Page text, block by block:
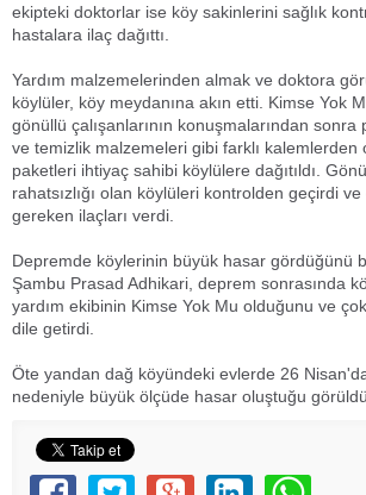
ekipteki doktorlar ise köy sakinlerini sağlık
hastalara ilaç dağıttı.
Yardım malzemelerinden almak ve doktora
köylüler, köy meydanına akın etti. Kimse Yok
gönüllü çalışanlarının konuşmalarından
ve temizlik malzemeleri gibi farklı kalemlerden
paketleri ihtiyaç sahibi köylülere dağıtıldı.
rahatsızlığı olan köylüleri kontrolden geçirdi
gereken ilaçları verdi.
Depremde köylerinin büyük hasar gördüğünü
Şambu Prasad Adhikari, deprem sonrasında
yardım ekibinin Kimse Yok Mu olduğunu ve
dile getirdi.
Öte yandan dağ köyündeki evlerde 26
nedeniyle büyük ölçüde hasar oluştuğu